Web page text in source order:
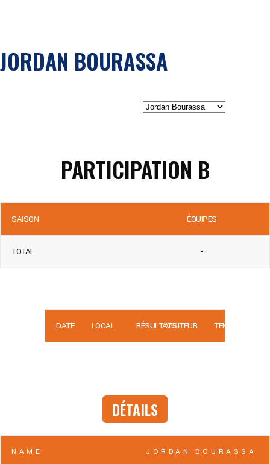
JORDAN BOURASSA
PARTICIPATION B
SAISON ÉQUIPES
TOTAL -
DATE LOCAL RÉSULTATSVISITEUR TEMPS
DÉTAILS
NAME JORDAN BOURASSA